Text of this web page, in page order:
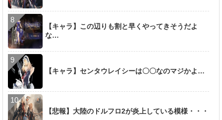
【キャラ】この辺りも割と早くやってきそうだよ
な…
【キャラ】センタウレイシーは〇〇なのマジかよ…
【悲報】大陸のドルフロ2が炎上している模様・・・